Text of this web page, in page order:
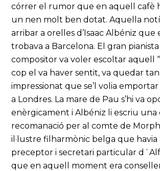
córrer el rumor que en aquell cafè
un nen molt ben dotat. Aquella
arribar a orelles d’Isaac Albéniz que
trobava a Barcelona. El gran pianista
compositor va voler escoltar aquell
cop el va haver sentit, va quedar tan
impressionat que se’l volia emportar
a Londres. La mare de Pau s’hi va
enèrgicament i Albéniz li escriu una
recomanació per al comte de
il·lustre filharmònic belga que havia
preceptor i secretari particular
que en aquell moment era